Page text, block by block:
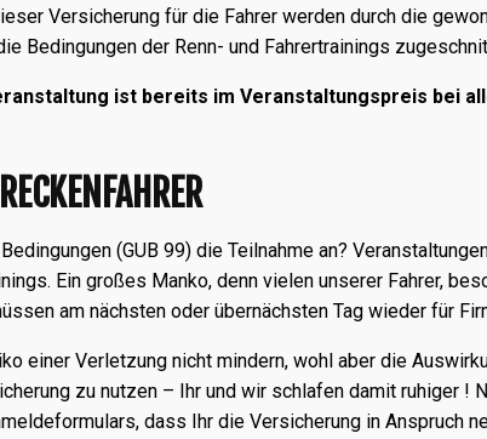
Versicherung für die Fahrer werden durch die
Bedingungen der Renn- und Fahrertrainings
ist bereits im Veranstaltungspreis bei
(GUB 99) die Teilnahme an?
Ein großes Manko, denn vielen unserer Fahrer,
am nächsten oder übernächsten Tag wieder für
einer Verletzung nicht mindern, wohl aber die
zu nutzen – Ihr und wir schlafen damit ruhiger !
dass Ihr die Versicherung in Anspruch